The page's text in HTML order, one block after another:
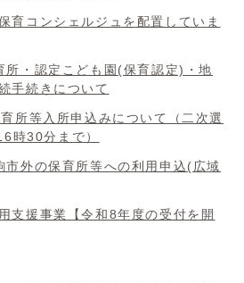
育コンシェルジュを配置していま
所・認定こども園(保育認定)・地
手続きについて
所等入所申込みについて（二次選
時30分まで）
市外の保育所等への利用申込(広域
支援事業【令和8年度の受付を開